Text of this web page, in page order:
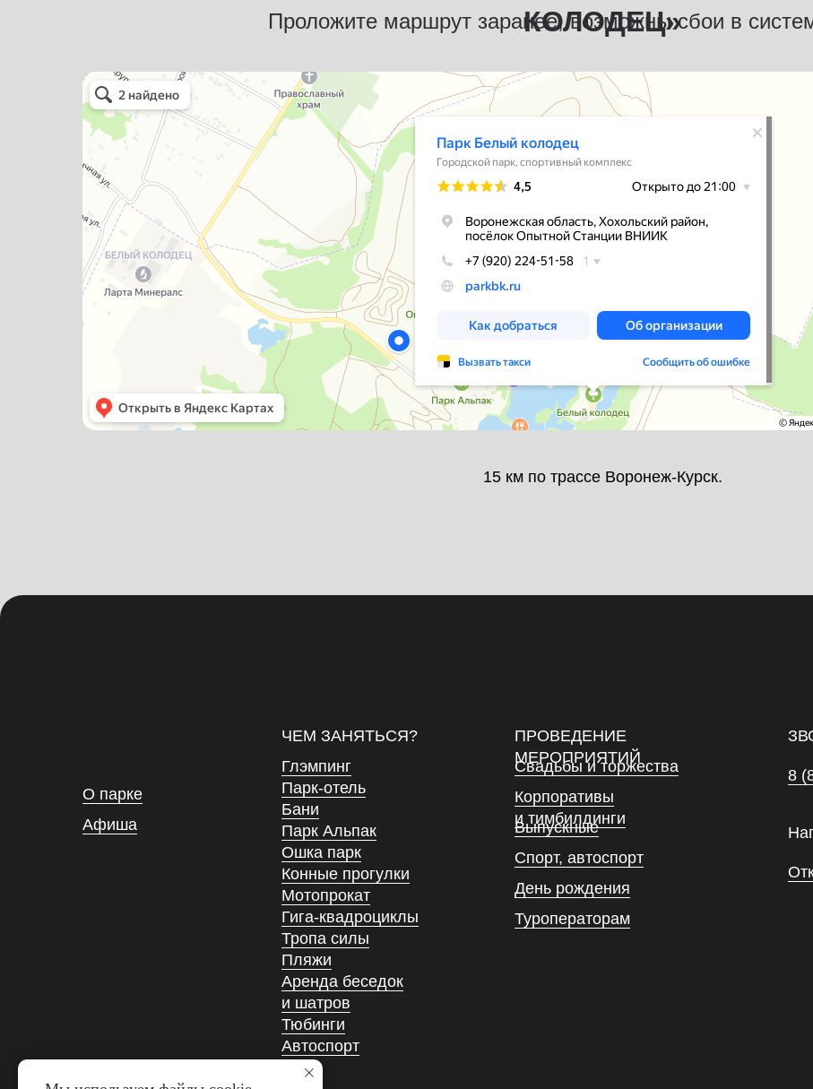
КОЛОДЕЦ»
15 км по трассе Воронеж-Курск.
Проложите маршрут заранее, возможны сбои в
О парке
Афиша
Свадьбы и торжества
Корпоративы
и тимбилдинги
Выпускные
Спорт, автоспорт
День рождения
ПРОВЕДЕНИЕ
МЕРОПРИЯТИЙ
ЧЕМ ЗАНЯТЬСЯ?
Туроператорам
8
Глэмпинг
Парк-отель
Бани
Парк Альпак
Ошка парк
Конные прогулки
Мотопрокат
Гига-квадроциклы
Тропа силы
Пляжи
Аренда беседок
и шатров
Тюбинги
Автоспорт
Кафе